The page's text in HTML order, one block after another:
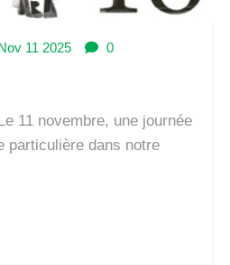
11 2025 0
11 novembre, une journée
particulière dans notre